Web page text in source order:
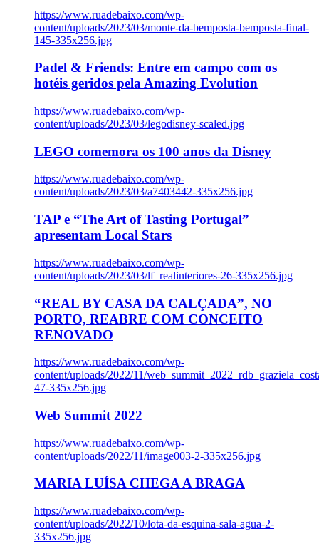
https://www.ruadebaixo.com/wp-
content/uploads/2023/03/monte-da-bemposta-bemposta-final-
145-335x256.jpg
Padel & Friends: Entre em campo com os
hotéis geridos pela Amazing Evolution
https://www.ruadebaixo.com/wp-
content/uploads/2023/03/legodisney-scaled.jpg
LEGO comemora os 100 anos da Disney
https://www.ruadebaixo.com/wp-
content/uploads/2023/03/a7403442-335x256.jpg
TAP e “The Art of Tasting Portugal”
apresentam Local Stars
https://www.ruadebaixo.com/wp-
content/uploads/2023/03/lf_realinteriores-26-335x256.jpg
“REAL BY CASA DA CALÇADA”, NO
PORTO, REABRE COM CONCEITO
RENOVADO
https://www.ruadebaixo.com/wp-
content/uploads/2022/11/
47-335x256.jpg
Web Summit 2022
https://www.ruadebaixo.com/wp-
content/uploads/2022/11/image003-2-335x256.jpg
MARIA LUÍSA CHEGA A BRAGA
https://www.ruadebaixo.com/wp-
content/uploads/2022/10/lota-da-esquina-sala-agua-2-
335x256.jpg